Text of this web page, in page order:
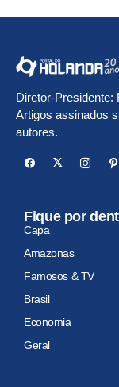
Diretor-Presidente:
Artigos assinados
autores.
Fique por
Capa
Amazonas
Famosos & TV
Brasil
Economia
Geral